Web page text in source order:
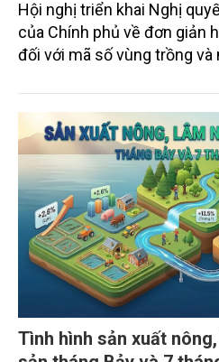
Ngày 4/8, Bộ Nông nghiệp
Hội nghị triển khai Nghị
của Chính phủ về đơn giản
đối với mã số vùng trồng